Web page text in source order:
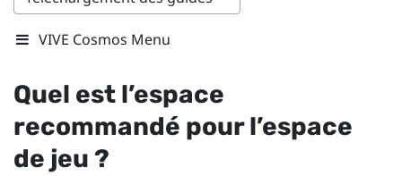
VIVE Cosmos Menu
Quel est l’espace
recommandé pour l’espace
de jeu ?